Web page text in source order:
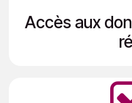
Accès aux